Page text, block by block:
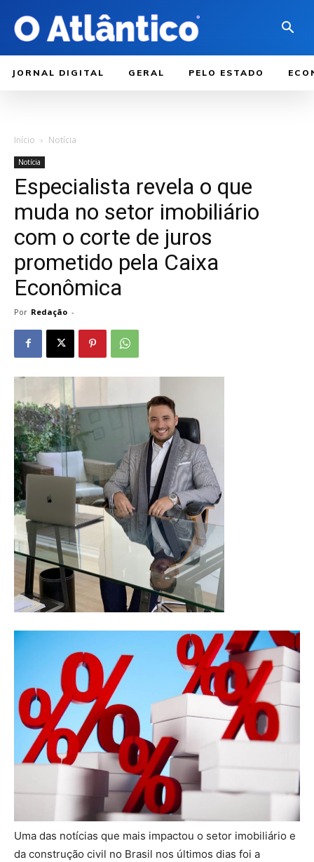
JORNAL DIGITAL GERAL PELO ESTADO
Início Notícia
Notícia
Especialista revela o que
muda no setor imobiliário
com o corte de juros
prometido pela Caixa
Econômica
Por Redação -
Uma das notícias que mais impactou o setor imobiliário e
da construção civil no Brasil nos últimos dias foi a